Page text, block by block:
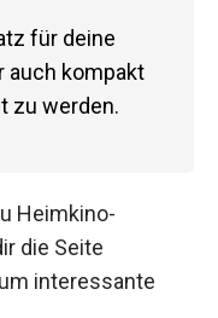
für deine
auch kompakt
zu werden.
Heimkino-
die Seite
interessante